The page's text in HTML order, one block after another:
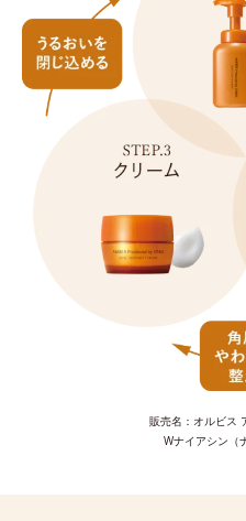
販売名：オルビス
Wナイアシン（